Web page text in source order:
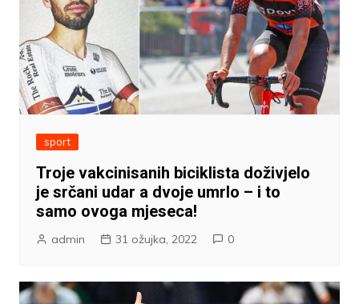
sport
Troje vakcinisanih biciklista doživjelo
je srčani udar a dvoje umrlo – i to
samo ovoga mjeseca!
admin 31 ožujka, 2022 0